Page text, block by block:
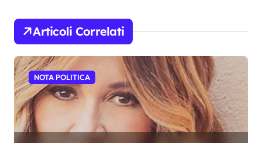
i
o
n
e
a
r
t
Articoli Correlati
NOTA POLITICA